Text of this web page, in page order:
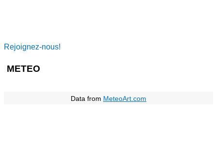
Rejoignez-nous!
METEO
Data from MeteoArt.com